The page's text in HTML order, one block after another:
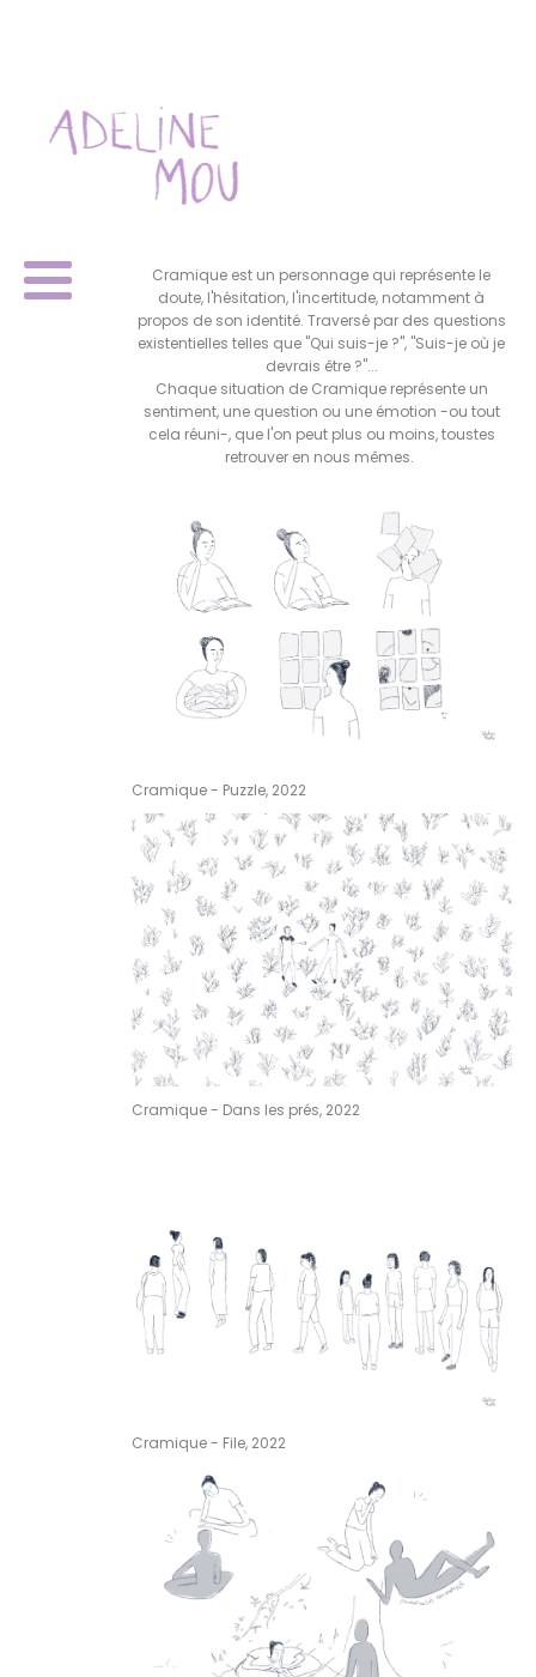
Cramique est un personnage qui représente le
doute, l'hésitation, l'incertitude, notamment à
propos de son identité. Traversé par des questions
existentielles telles que "Qui suis-je ?", "Suis-je où je
devrais être ?"...
Chaque situation de Cramique représente un
sentiment, une question ou une émotion -ou tout
cela réuni-, que l'on peut plus ou moins, toustes
retrouver en nous mêmes.
Cramique - Puzzle, 2022
Cramique - Dans les prés, 2022
Cramique - File, 2022